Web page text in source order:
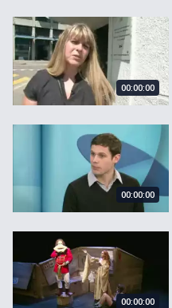
Les Nouvelles FR du
00:00:00
Les Nouvelles FR du
00:00:00
Les Nouvelles FR du
00:00:00